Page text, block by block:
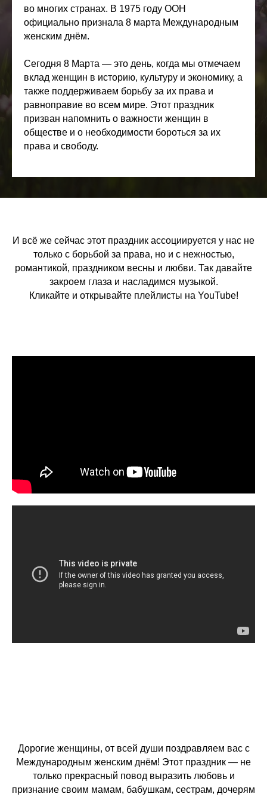
во многих странах. В 1975 году ООН
официально признала 8 марта Международным
женским днём.
Сегодня 8 Марта — это день, когда мы отмечаем
вклад женщин в историю, культуру и экономику, а
также поддерживаем борьбу за их права и
равноправие во всем мире. Этот праздник
призван напомнить о важности женщин в
обществе и о необходимости бороться за их
права и свободу.
И всё же сейчас этот праздник ассоциируется у нас не
только с борьбой за права, но и с нежностью,
романтикой, праздником весны и любви. Так давайте
закроем глаза и насладимся музыкой.
Кликайте и открывайте плейлисты на YouTube!
Дорогие женщины, от всей души поздравляем вас с
Международным женским днём! Этот праздник — не
только прекрасный повод выразить любовь и
признание своим мамам, бабушкам, сестрам, дочерям